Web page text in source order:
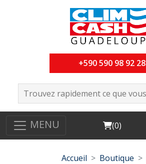
+590 590 98 92 28
MENU Cart
(0)
Accueil Boutique